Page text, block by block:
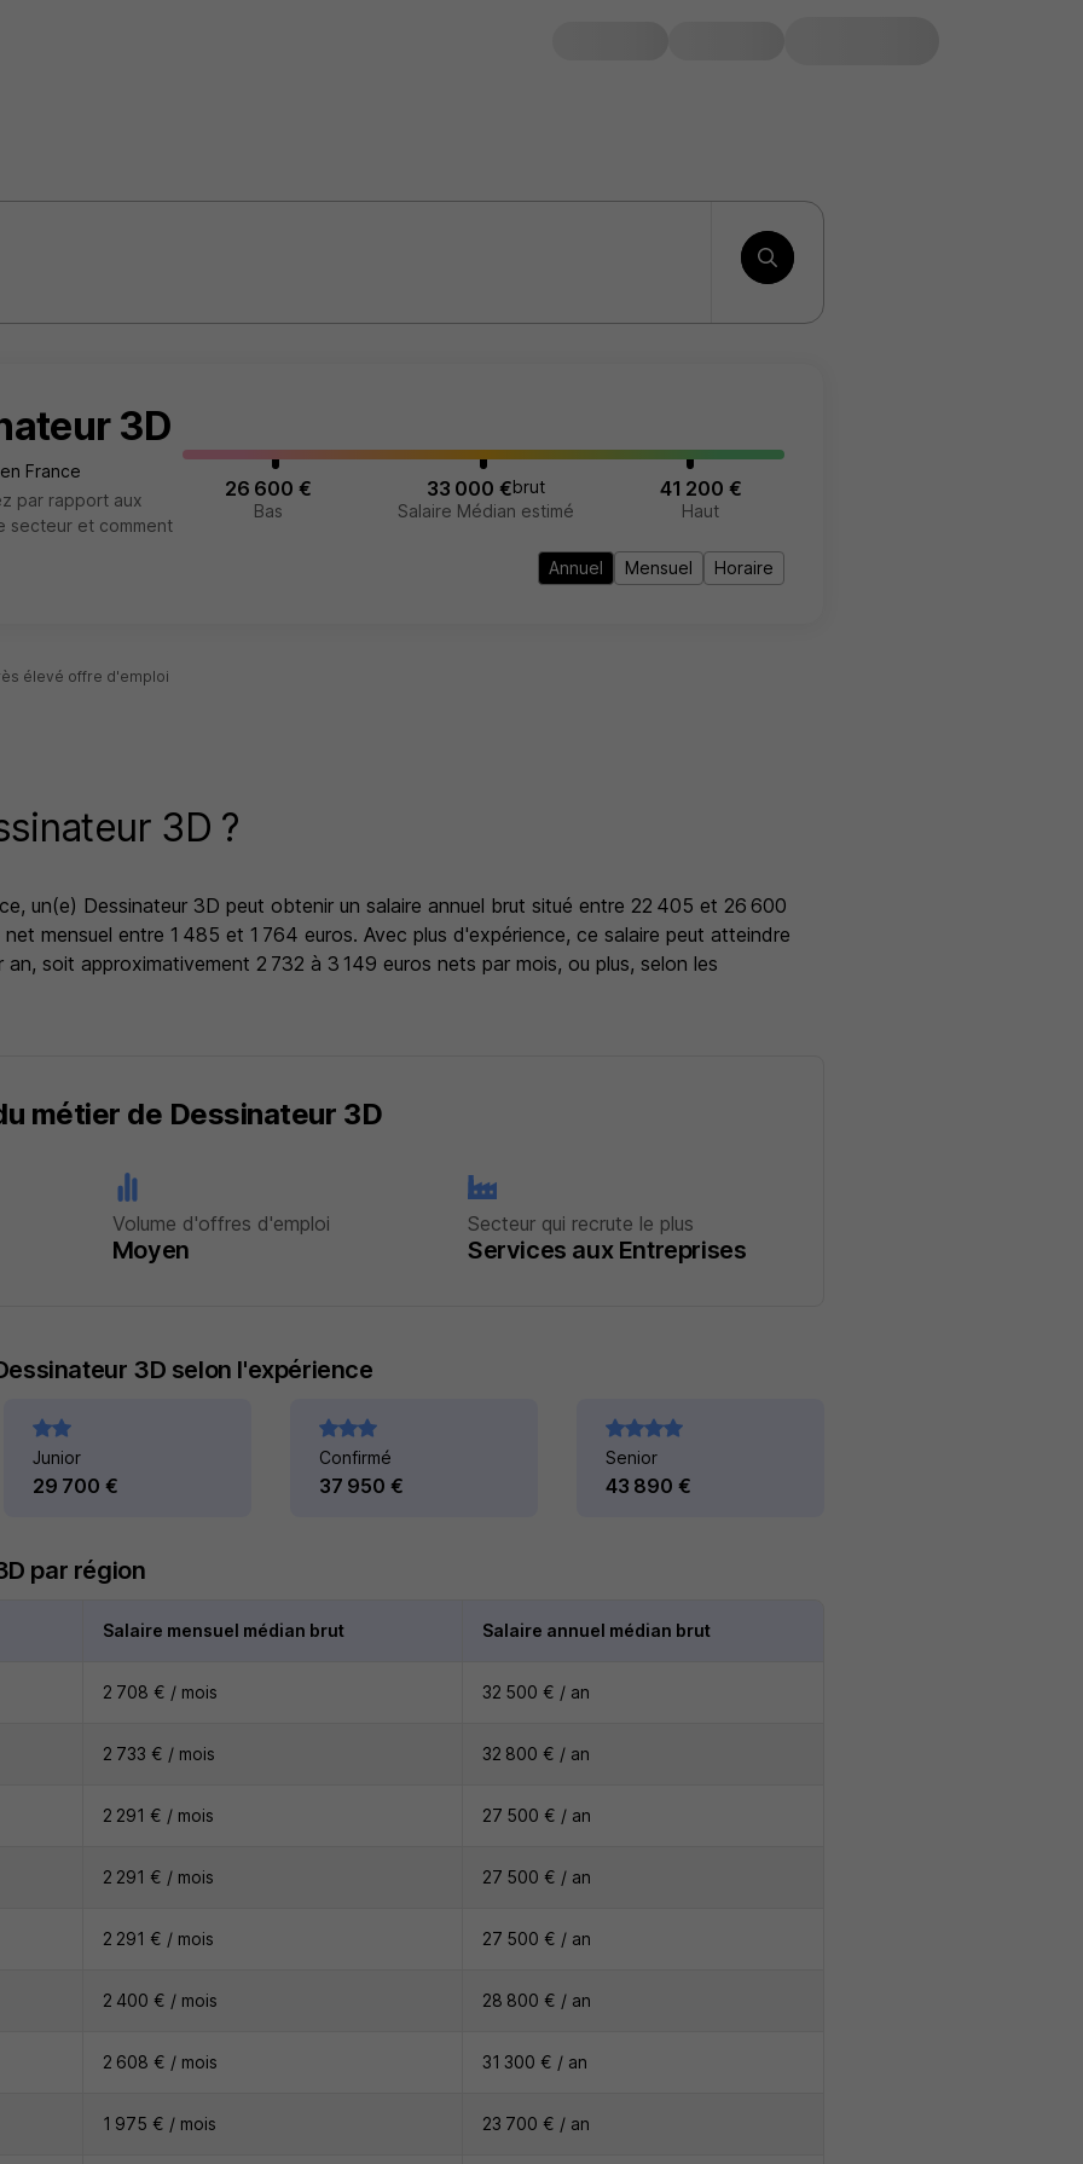
3D
France
par rapport aux
secteur et comment
26 600 €
Bas
33 000 €brut
Salaire Médian estimé
41 200 €
Haut
Annuel Mensuel Horaire
élevé offre d'emploi
3D ?
un(e) Dessinateur 3D peut obtenir un salaire annuel brut situé entre 22 405 et 26 600
mensuel entre 1 485 et 1 764 euros. Avec plus d'expérience, ce salaire peut atteindre
soit approximativement 2 732 à 3 149 euros nets par mois, ou plus, selon les
métier de Dessinateur 3D
Volume d'offres d'emploi
Moyen
Secteur qui recrute le plus
Services aux Entreprises
3D selon l'expérience
Junior
29 700 €
Confirmé
37 950 €
Senior
43 890 €
par région
Salaire mensuel médian brut Salaire annuel médian brut
2 708 € / mois 32 500 € / an
2 733 € / mois 32 800 € / an
2 291 € / mois 27 500 € / an
2 291 € / mois 27 500 € / an
2 291 € / mois 27 500 € / an
2 400 € / mois 28 800 € / an
2 608 € / mois 31 300 € / an
1 975 € / mois 23 700 € / an